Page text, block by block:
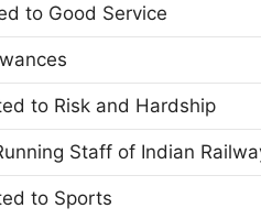
to Good Service
to Risk and Hardship
Staff of Indian
to Sports